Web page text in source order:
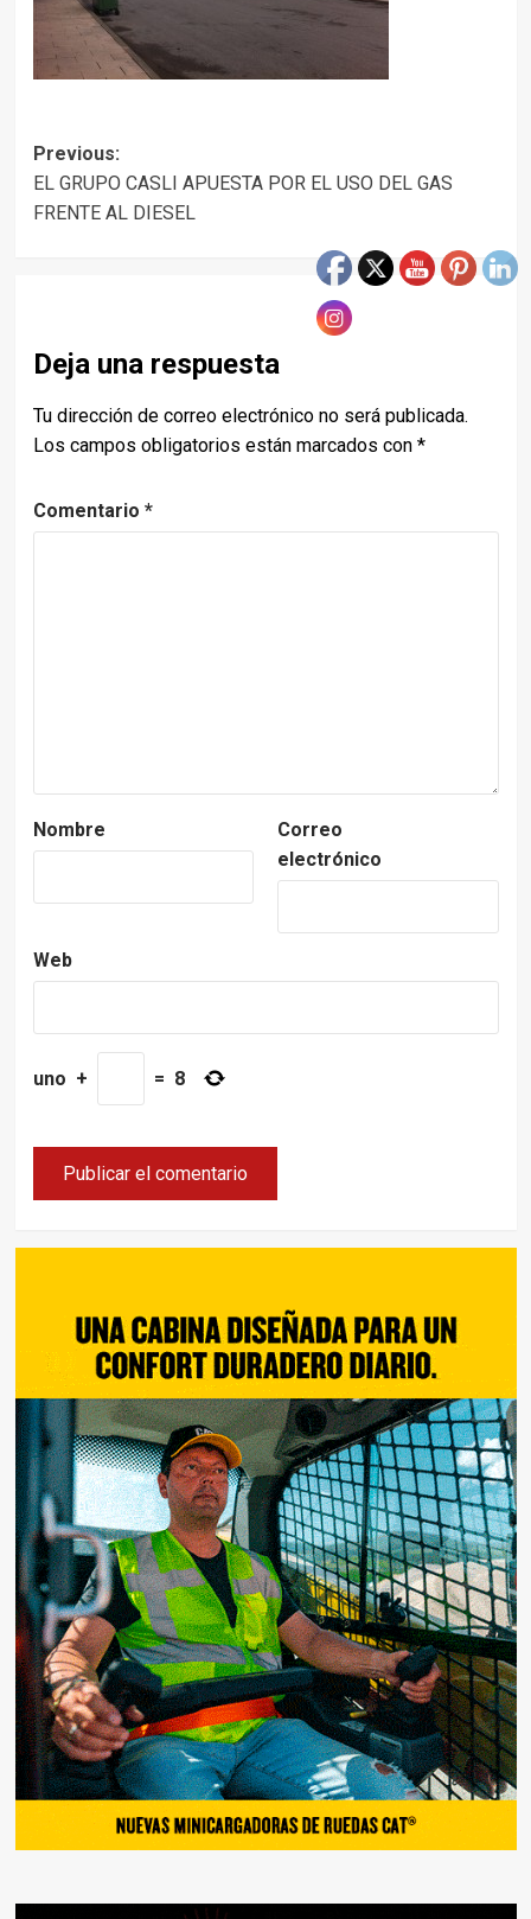
Post
navigation
Previous:
EL GRUPO CASLI APUESTA POR EL USO DEL GAS
FRENTE AL DIESEL
Deja una respuesta
Tu dirección de correo electrónico no será publicada.
Los campos obligatorios están marcados con *
Comentario *
Nombre
Correo
electrónico
Web
uno + = 8